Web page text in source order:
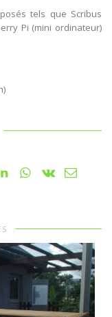
tels que Scribus
Pi (mini ordinateur)